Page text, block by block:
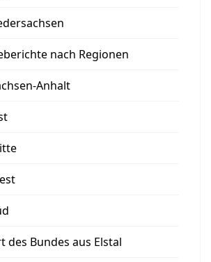
nach Regionen
Anhalt
des Bundes aus Elstal